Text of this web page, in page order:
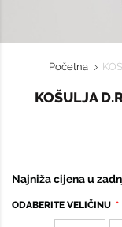
Početna
KOŠULJA
Najniža cijena u
ODABERITE VELIČINU